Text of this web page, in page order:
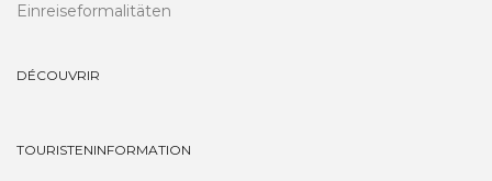
Einreiseformalitäten
DÉCOUVRIR
TOURISTENINFORMATION